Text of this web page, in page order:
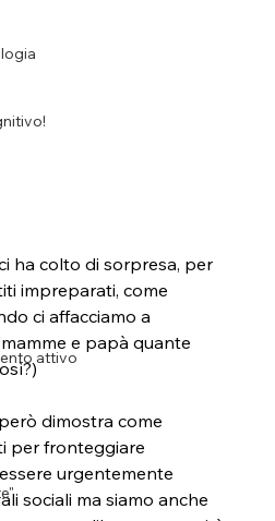
attivo
ha colto di sorpresa, per
impreparati, come
ci affacciamo a
e papà quante
dimostra come
per fronteggiare
urgentemente
sociali ma siamo anche